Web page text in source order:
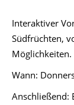
Interaktiver
Südfrüchten,
Möglichkeiten.
Wann:
Anschließend: